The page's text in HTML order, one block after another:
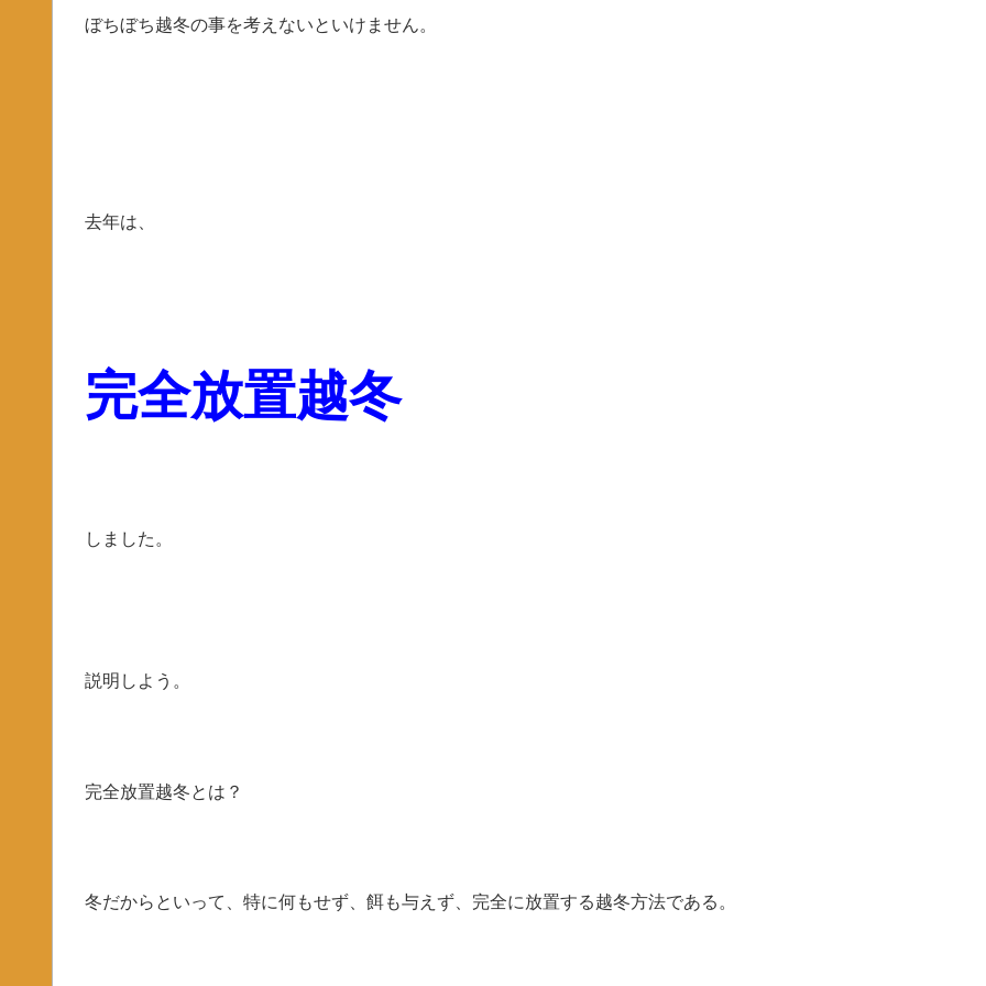
ぼちぼち越冬の事を考えないといけません。
去年は、
完全放置越冬
しました。
説明しよう。
完全放置越冬とは？
冬だからといって、特に何もせず、餌も与えず、完全に放置する越冬方法である。